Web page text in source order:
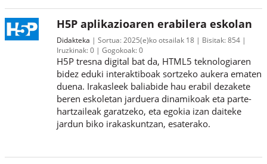
H5P aplikazioaren erabilera eskolan
Didakteka Sortua: 2025(e)ko otsailak 18 Bisitak:854
Iruzkinak:0 Gogokoak:0
H5P tresna digital bat da, HTML5 teknologiaren
bidez eduki interaktiboak sortzeko aukera ematen
duena. Irakasleek baliabide hau erabil dezakete
beren eskoletan jarduera dinamikoak eta parte-
hartzaileak garatzeko, eta egokia izan daiteke
jardun biko irakaskuntzan, esaterako.